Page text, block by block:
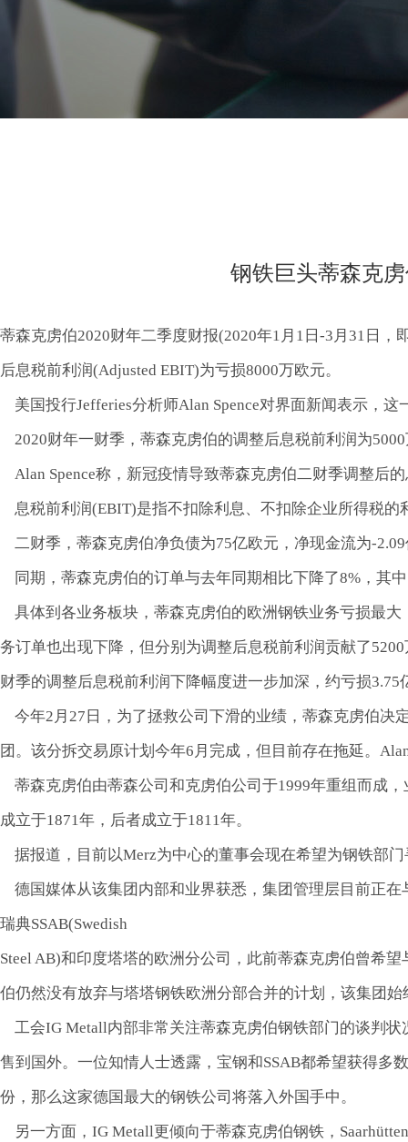
钢铁巨头蒂森克
蒂森克虏伯2020财年二季度财报(2020年1月1日-3月31日
后息税前利润(Adjusted EBIT)为亏损8000万欧元。
美国投行Jefferies分析师Alan Spence对界面新闻表示，
2020财年一财季，蒂森克虏伯的调整后息税前利润为
Alan Spence称，新冠疫情导致蒂森克虏伯二财季调整后
息税前利润(EBIT)是指不扣除利息、不扣除企业所得税的
二财季，蒂森克虏伯净负债为75亿欧元，净现金流为-
同期，蒂森克虏伯的订单与去年同期相比下降了8%，其
具体到各业务板块，蒂森克虏伯的欧洲钢铁业务亏损最
务订单也出现下降，但分别为调整后息税前利润贡献了
财季的调整后息税前利润下降幅度进一步加深，约亏损3.75
今年2月27日，为了拯救公司下滑的业绩，蒂森克虏伯决
团。该分拆交易原计划今年6月完成，但目前存在拖延。
蒂森克虏伯由蒂森公司和克虏伯公司于1999年重组而成
成立于1871年，后者成立于1811年。
据报道，目前以Merz为中心的董事会现在希望为钢铁部
德国媒体从该集团内部和业界获悉，集团管理层目前正
瑞典SSAB(Swedish
Steel AB)和印度塔塔的欧洲分公司，此前蒂森克虏伯曾希
伯仍然没有放弃与塔塔钢铁欧洲分部合并的计划，该集团
工会IG Metall内部非常关注蒂森克虏伯钢铁部门的谈判
售到国外。一位知情人士透露，宝钢和SSAB都希望获得
份，那么这家德国最大的钢铁公司将落入外国手中。
另一方面，IG Metall更倾向于蒂森克虏伯钢铁，